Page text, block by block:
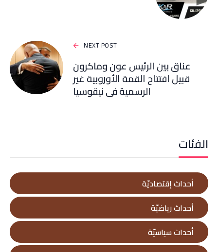
NEXT POST
عناق بين الرئيس عون وماكرون
قبيل افتتاح القمة الأوروبية غير
الرسمية في نيقوسيا
الفئات
أحداث إقتصاديّة
أحداث رياضيّة
أحداث سياسيّة